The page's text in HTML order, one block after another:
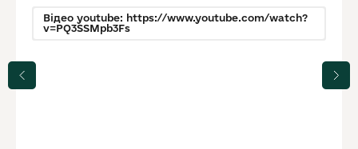
Відео youtube: https://www.youtube.com/watch?
v=PQ3SSMpb3Fs